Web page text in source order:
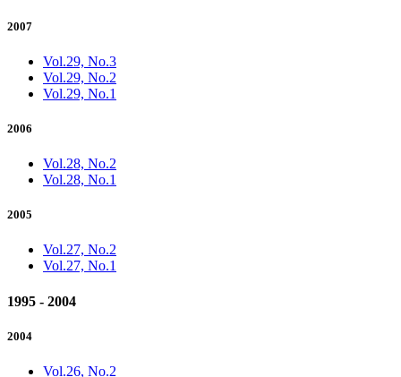
2007
Vol.29, No.3
Vol.29, No.2
Vol.29, No.1
2006
Vol.28, No.2
Vol.28, No.1
2005
Vol.27, No.2
Vol.27, No.1
1995 - 2004
2004
Vol.26, No.2